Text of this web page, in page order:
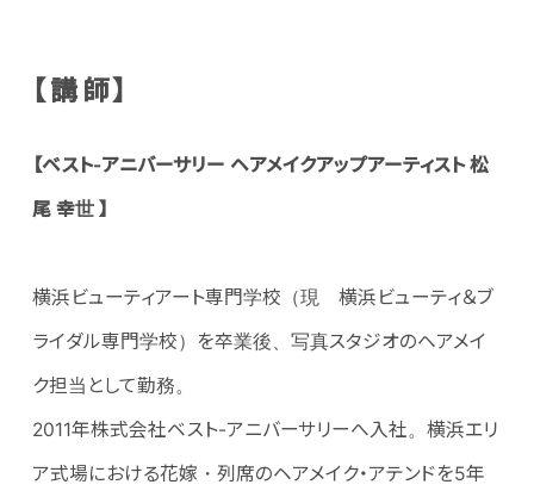
【講師】
【ベスト-アニバーサリー ヘアメイクアップアーティスト 松
尾 幸世 】
横浜ビューティアート専門学校（現 横浜ビューティ＆ブ
ライダル専門学校）を卒業後、写真スタジオのヘアメイ
ク担当として勤務。
2011年株式会社ベスト-アニバーサリーへ入社。横浜エリ
ア式場における花嫁・列席のヘアメイク・アテンドを5年